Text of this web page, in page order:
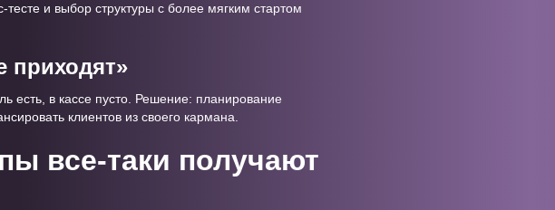
и выбор структуры с более мягким стартом
приходят»
есть, в кассе пусто. Решение: планирование
клиентов из своего кармана.
все-таки получают